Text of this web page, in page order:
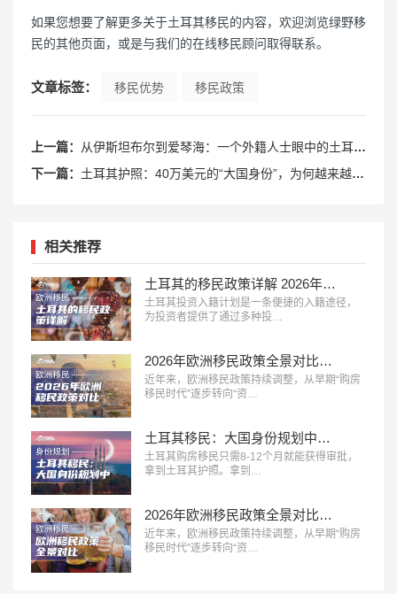
如果您想要了解更多关于土耳其移民的内容，欢迎浏览绿野移
民的其他页面，或是与我们的在线移民顾问取得联系。
文章标签： 移民优势 移民政策
上一篇：
从伊斯坦布尔到爱琴海：一个外籍人士眼中的土耳其生活图鉴
下一篇： 土耳其护照：40万美元的“大国身份”，为何越来越难拿？
相关推荐
土耳其的移民政策详解 2026年投资入籍终极指南
土耳其投资入籍计划是一条便捷的入籍途径，
为投资者提供了通过多种投…
2026年欧洲移民政策全景对比：主流国家路径、成本与适配人群分析
近年来，欧洲移民政策持续调整，从早期“购房
移民时代”逐步转向“资…
土耳其移民：大国身份规划中的性价比之冠，极速获批！
土耳其购房移民只需8-12个月就能获得审批，
拿到土耳其护照。拿到…
2026年欧洲移民政策全景对比：主流国家路径、成本与适配人群分析
近年来，欧洲移民政策持续调整，从早期“购房
移民时代”逐步转向“资…